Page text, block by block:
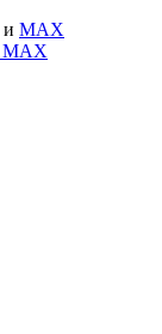
и MAX